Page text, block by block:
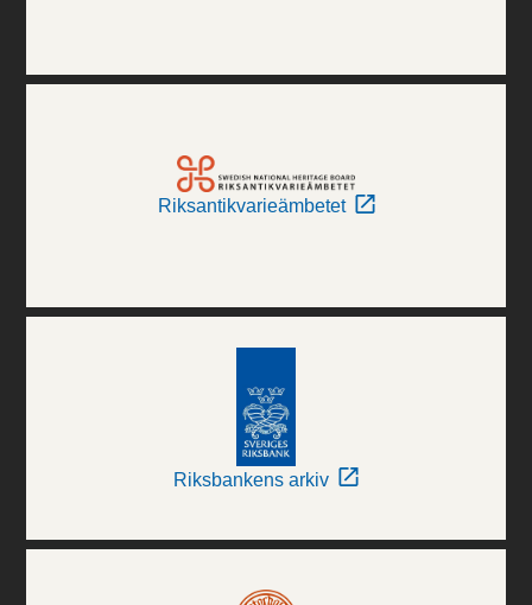
Riksantikvarieämbetet
Riksbankens arkiv